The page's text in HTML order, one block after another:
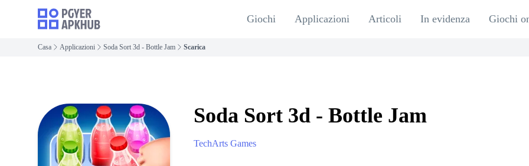
Giochi Applicazioni Articoli In evidenza Giochi
Casa Applicazioni Soda Sort 3d - Bottle Jam Scarica
Soda Sort 3d - Bottle Jam
TechArts Games